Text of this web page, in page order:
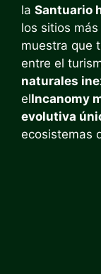
la Santuario
los sitios
muestra que
entre el
naturales
elIncanomy
evolutiva
ecosistemas